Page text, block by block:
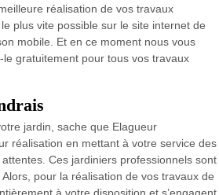
réalisation de vos travaux
plus vite possible sur le site internet de
mobile. Et en ce moment nous vous
gratuitement pour tous vos travaux
jardin, sache que Elagueur
réalisation en mettant à votre service des
Ces jardiniers professionnels sont
pour la réalisation de vos travaux de